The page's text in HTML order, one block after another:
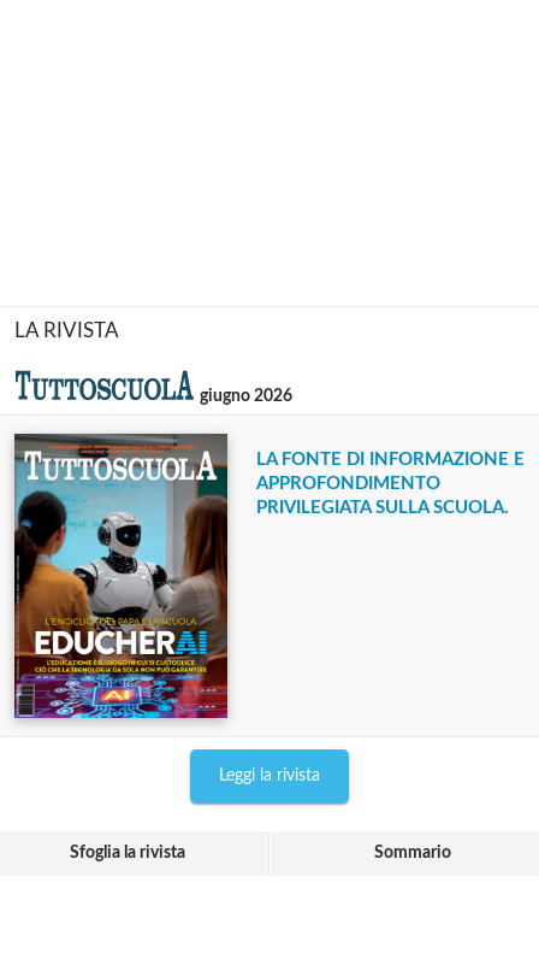
LA RIVISTA
giugno 2026
LA FONTE DI INFORMAZIONE E
APPROFONDIMENTO
PRIVILEGIATA SULLA SCUOLA.
Leggi la rivista
Sfoglia la rivista Sommario